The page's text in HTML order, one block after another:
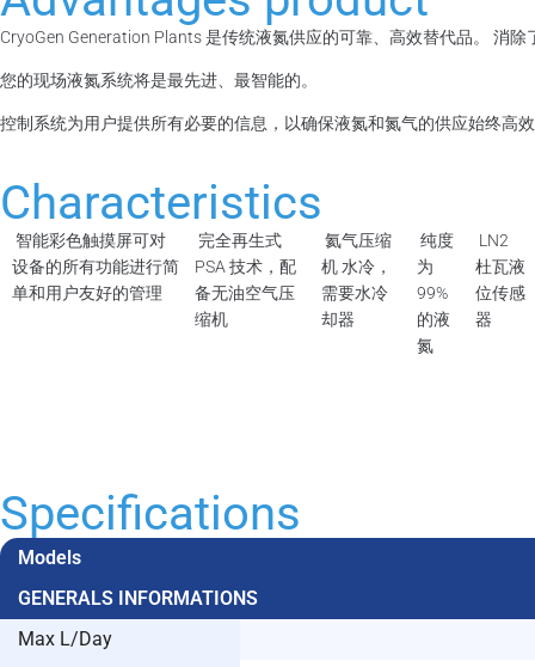
CryoGen Generation Plants 是传统液氮供应的可靠、高效替代品。 消
您的现场液氮系统将是最先进、最智能的。
控制系统为用户提供所有必要的信息，以确保液氮和氮气的供应始终高
Characteristics
智能彩色触摸屏可对
设备的所有功能进行简
单和用户友好的管理
完全再生式
PSA 技术，配
备无油空气压
缩机
氦气压缩
机 水冷，
需要水冷
却器
纯度
为
99%
的液
氮
LN2
杜瓦液
位传感
器
Specifications
Models
GENERALS INFORMATIONS
Max L/Day